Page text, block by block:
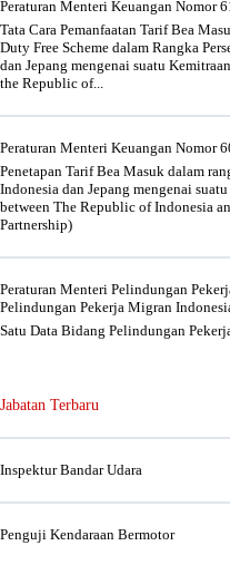
Peraturan Menteri Keuangan Nomor
Tata Cara Pemanfaatan Tarif Bea
Duty Free Scheme dalam Rangka
dan Jepang mengenai suatu
the Republic of...
Peraturan Menteri Keuangan Nomor
Penetapan Tarif Bea Masuk dalam
Indonesia dan Jepang mengenai
between The Republic of Indonesia
Partnership)
Peraturan Menteri Pelindungan
Pelindungan Pekerja Migran
Satu Data Bidang Pelindungan
Jabatan Terbaru
Inspektur Bandar Udara
Penguji Kendaraan Bermotor